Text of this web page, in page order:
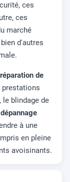
ces
ces
marché
d'autres
réparation de
prestations
, le blindage de
dépannage
à une
en pleine
avoisinants.